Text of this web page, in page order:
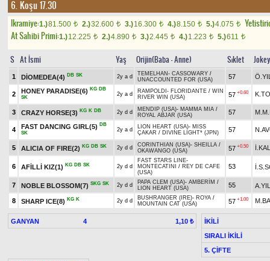
6. Koşu 17.30
Ikramiye:1.)81.500 t 2.)32.600 t 3.)16.300 t 4.)8.150 t 5.)4.075 t
At Sahibi Primi:1.)12.225 t 2.)4.890 t 3.)2.445 t 4.)1.223 t 5.)611 t
S At İsmi Yaş Orijin(Baba - Anne) Sıklet Jokey
1 DİOMEDEA(4) DB SK 2y a d TEMELHAN - CASSOWARY /
UNACCOUNTED FOR (USA)
57
2 HONEY PARADISE(6) KG DB
SK
2y a d RAMPOLDI - FLORIDANTE / WIN
RIVER WIN (USA)
57 +0.60
3 CRAZY HORSE(3) KG K DB 2y d d MENDIP (USA)- MAMMA MIA /
ROYAL ABJAR (USA)
57
4 FAST DANCING GIRL(5) DB
SK
2y a d LION HEART (USA)- MISS
ÇAKAR / DIVINE LIGHT* (JPN) 57
5 ALICIA OF FIRE(2) KG DB SK 2y d d CORINTHIAN (USA)- SHEILLA /
OKAWANGO (USA)
57 +0.50
6 AFİLLİ KIZ(1) KG DB SK 2y d d
FAST STARS LINE-
MONTECATINI
/ REY DE CAFE
(USA)
53
7 NOBLE BLOSSOM(7) SKG SK 2y d d PAPA CLEM (USA)- AMBERİM /
LION HEART (USA)
55
8 SHARP ICE(8) KG K 2y d d BUSHRANGER (IRE)- ROYA /
MOUNTAIN CAT (USA)
57 +1.00
GANYAN 4 1,10 ₺
İKİLİ
SIRALI İKİLİ
5. ÇİFTE